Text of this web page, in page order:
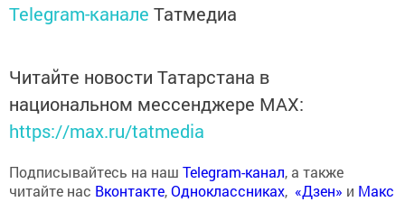
Telegram-канале Татмедиа
Читайте новости Татарстана в
национальном мессенджере MАХ:
https://max.ru/tatmedia
Подписывайтесь на наш Telegram-канал, а также
читайте нас Вконтакте,Одноклассниках, «Дзен» и Макс